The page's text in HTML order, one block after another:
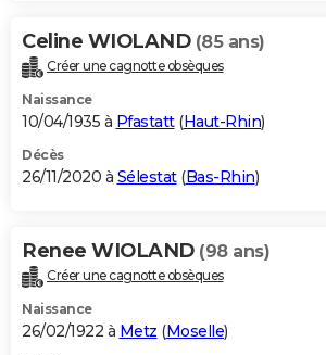
Celine WIOLAND (85 ans)
Créer une cagnotte obsèques
Naissance
10/04/1935 à Pfastatt(Haut-Rhin)
Décès
26/11/2020 à Sélestat(Bas-Rhin)
Renee WIOLAND (98 ans)
Créer une cagnotte obsèques
Naissance
26/02/1922 à Metz (Moselle)